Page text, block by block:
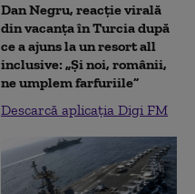
Dan Negru, reacție virală
din vacanța în Turcia după
ce a ajuns la un resort all
inclusive: „Și noi, românii,
ne umplem farfuriile”
Descarcă aplicația Digi FM